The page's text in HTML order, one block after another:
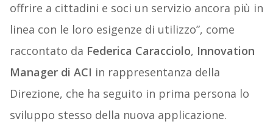
offrire a cittadini e soci un servizio ancora più in
linea con le loro esigenze di utilizzo”, come
raccontato da Federica Caracciolo, Innovation
Manager di ACI in rappresentanza della
Direzione, che ha seguito in prima persona lo
sviluppo stesso della nuova applicazione.